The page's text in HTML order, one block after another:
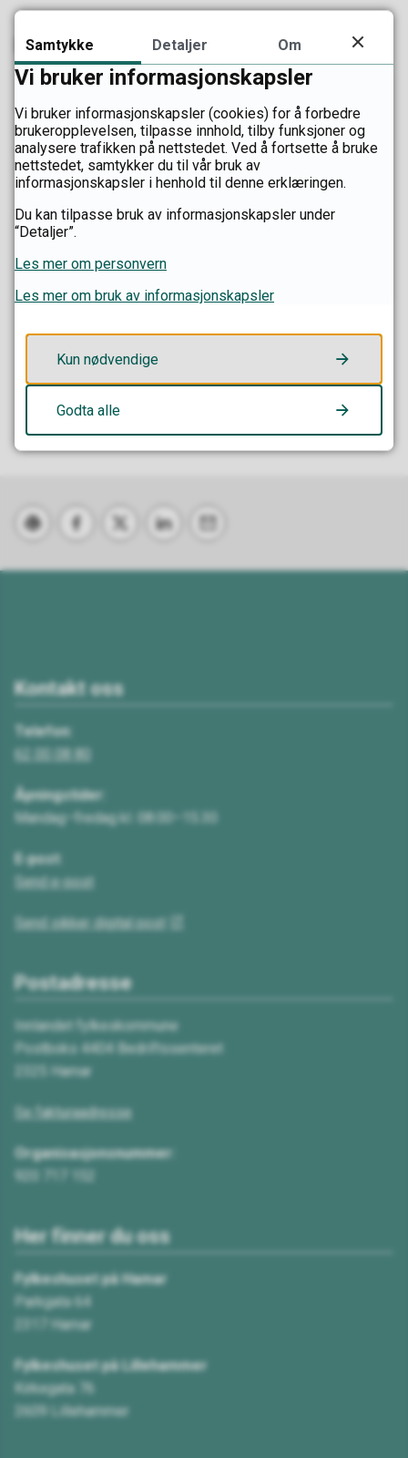
Kontakt
Kristin Stavnem
Rådgiver
E-
post
Fant du det du lette etter?
Kontakt oss
Telefon:
62 00 08 80
Åpningstider:
Mandag–fredag kl. 08.00–15.30
E-post:
Send e-post
Send sikker digital post
Postadresse
Innlandet fylkeskommune
Postboks 4404 Bedriftssenteret
2325 Hamar
Se fakturaadresse
Organisasjonsnummer:
920 717 152
Her finner du oss
Fylkeshuset på Hamar
Parkgata 64
2317 Hamar
Fylkeshuset på Lillehammer
Kirkegata 76
2609 Lillehammer
Samtykke Detaljer Om
Vi bruker informasjonskapsler
Vi bruker informasjonskapsler (cookies) for å forbedre
brukeropplevelsen, tilpasse innhold, tilby funksjoner og
analysere trafikken på nettstedet. Ved å fortsette å bruke
nettstedet, samtykker du til vår bruk av
informasjonskapsler i henhold til denne erklæringen.
Du kan tilpasse bruk av informasjonskapsler under
“Detaljer”.
Les mer om personvern
Les mer om bruk av informasjonskapsler
Kun nødvendige
Godta alle